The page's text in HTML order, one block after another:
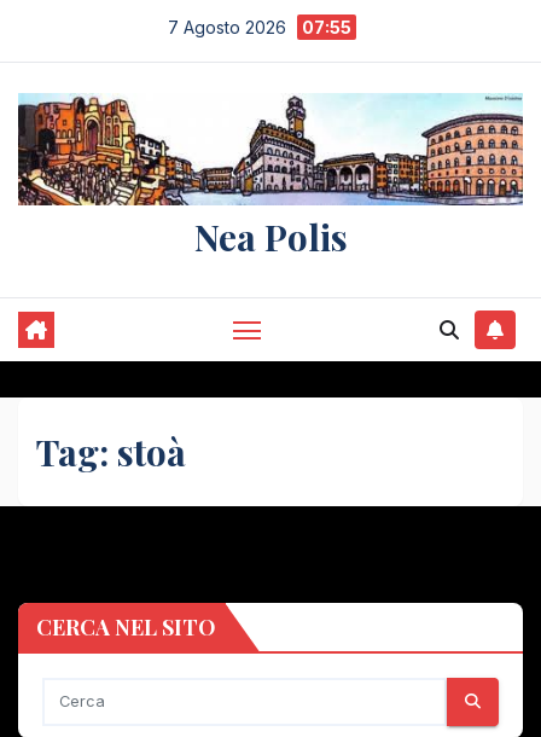
contenuto
7 Agosto 2026 07:55
Nea Polis
Tag: stoà
CERCA NEL SITO